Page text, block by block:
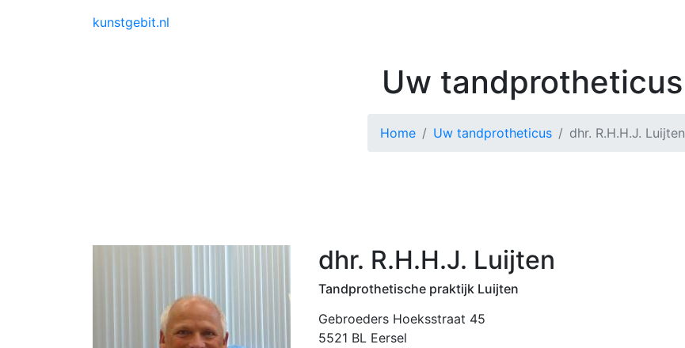
kunstgebit.nl
Uw tandprotheticus
Home Uw tandprotheticus dhr. R.H.H.J. Luijten
dhr. R.H.H.J. Luijten
Tandprothetische praktijk Luijten
Gebroeders Hoeksstraat 45
5521 BL Eersel